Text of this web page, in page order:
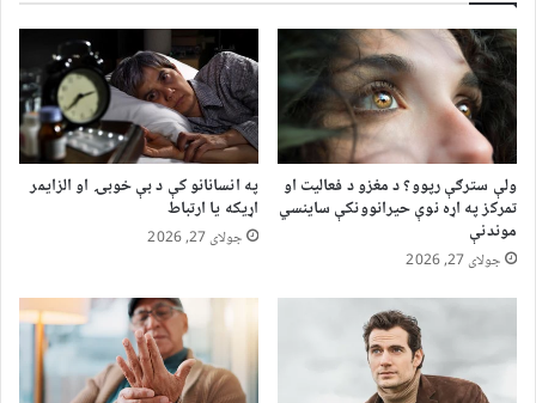
ولې سترګې رپوو؟ د مغزو د فعالیت او
تمرکز په اړه نوې حیرانوونکې ساینسي
موندنې
جولای 27, 2026
په انسانانو کې د بې خوبۍ او الزایمر
اړیکه یا ارتباط
جولای 27, 2026